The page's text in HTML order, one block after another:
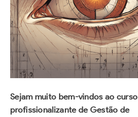
Sejam muito bem-vindos ao curso
profissionalizante de Gestão de